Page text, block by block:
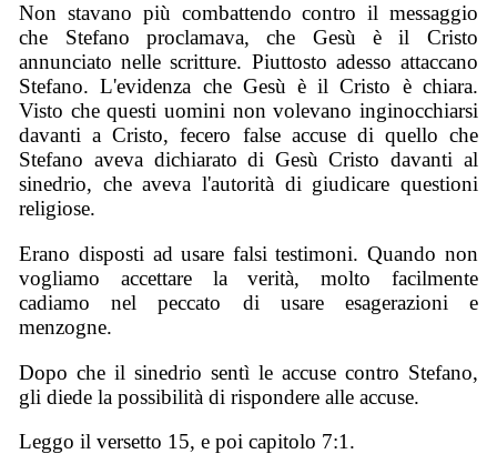
Non stavano più combattendo contro il messaggio
che Stefano proclamava, che Gesù è il Cristo
annunciato nelle scritture. Piuttosto adesso attaccano
Stefano. L'evidenza che Gesù è il Cristo è chiara.
Visto che questi uomini non volevano inginocchiarsi
davanti a Cristo, fecero false accuse di quello che
Stefano aveva dichiarato di Gesù Cristo davanti al
sinedrio, che aveva l'autorità di giudicare questioni
religiose.
Erano disposti ad usare falsi testimoni. Quando non
vogliamo accettare la verità, molto facilmente
cadiamo nel peccato di usare esagerazioni e
menzogne.
Dopo che il sinedrio sentì le accuse contro Stefano,
gli diede la possibilità di rispondere alle accuse.
Leggo il versetto 15, e poi capitolo 7:1.